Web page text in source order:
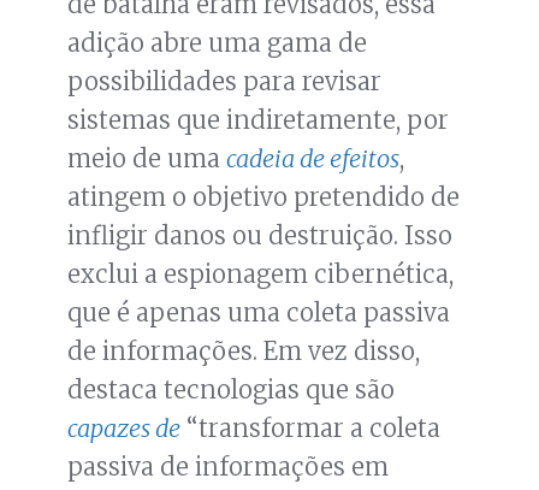
adição abre uma gama de
possibilidades para revisar
sistemas que indiretamente, por
meio de uma cadeia de efeitos,
atingem o objetivo pretendido de
infligir danos ou destruição. Isso
exclui a espionagem cibernética,
que é apenas uma coleta passiva
de informações. Em vez disso,
destaca tecnologias que são
capazes de “transformar a coleta
passiva de informações em